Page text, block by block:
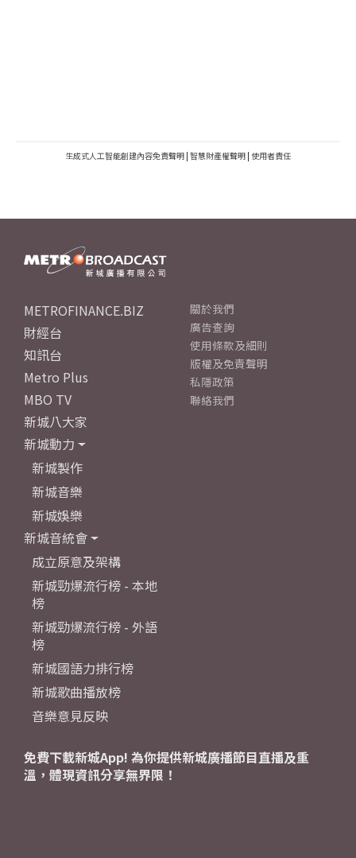
生成式人工智能創建內容免責聲明 | 智慧財產權聲明 | 使用者責任
METROFINANCE.BIZ
財經台
知訊台
Metro Plus
MBO TV
新城八大家
新城動力
新城製作
新城音樂
新城娛樂
新城音統會
成立原意及架構
新城勁爆流行榜 - 本地
榜
新城勁爆流行榜 - 外語
榜
新城國語力排行榜
新城歌曲播放榜
音樂意見反映
關於我們
廣告查詢
使用條款及細則
版權及免責聲明
私隱政策
聯絡我們
免費下載新城App! 為你提供新城廣播節目直播及重
溫，體現資訊分享無界限！